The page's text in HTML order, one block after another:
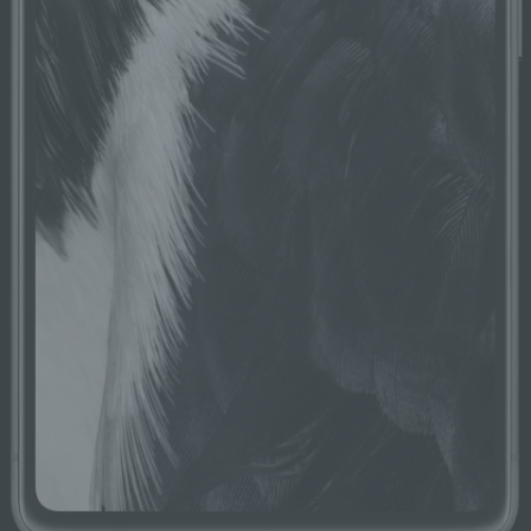
oder andere Stelle, die allein oder
gemeinsam mit anderen über die Zwecke
und Mittel der Verarbeitung von
personenbezogenen Daten entscheidet.
Sind die Zwecke und Mittel dieser
Verarbeitung durch das Unionsrecht oder
das Recht der Mitgliedstaaten vorgegeben,
so kann der Verantwortliche
beziehungsweise können die bestimmten
Kriterien seiner Benennung nach dem
Unionsrecht oder dem Recht der
Mitgliedstaaten vorgesehen werden.
h) Auftragsverarbeiter
Auftragsverarbeiter ist eine natürliche oder
juristische Person, Behörde, Einrichtung
oder andere Stelle, die personenbezogene
Daten im Auftrag des Verantwortlichen
verarbeitet.
i) Empfänger